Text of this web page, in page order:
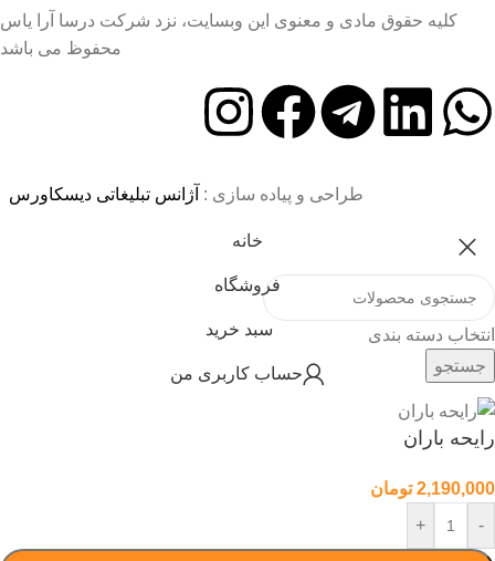
کلیه حقوق مادی و معنوی این وبسایت، نزد شرکت درسا آرا یاس
محفوظ می باشد
طراحی و پیاده سازی : آژانس تبلیغاتی دیسکاورس
انتخاب دسته بندی
جستجو
خانه
فروشگاه
سبد خرید
حساب کاربری من
رایحه باران
2,190,000 تومان
-
+